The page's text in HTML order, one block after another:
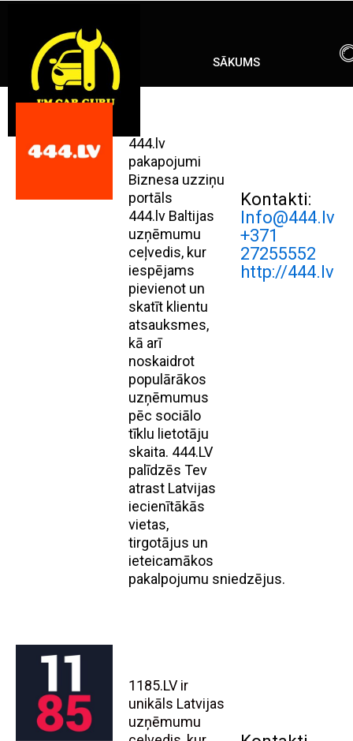
SĀKUMS
444.lv
pakapojumi
Biznesa uzziņu
portāls
444.lv Baltijas
uzņēmumu
ceļvedis, kur
iespējams
pievienot un
skatīt klientu
atsauksmes,
kā arī
noskaidrot
populārākos
uzņēmumus
pēc sociālo
tīklu lietotāju
skaita. 444.LV
palīdzēs Tev
atrast Latvijas
iecienītākās
vietas,
tirgotājus un
ieteicamākos
pakalpojumu sniedzējus.
Kontakti:
Info@444.lv
+371
27255552
http://444.lv
1185.LV ir
unikāls Latvijas
uzņēmumu